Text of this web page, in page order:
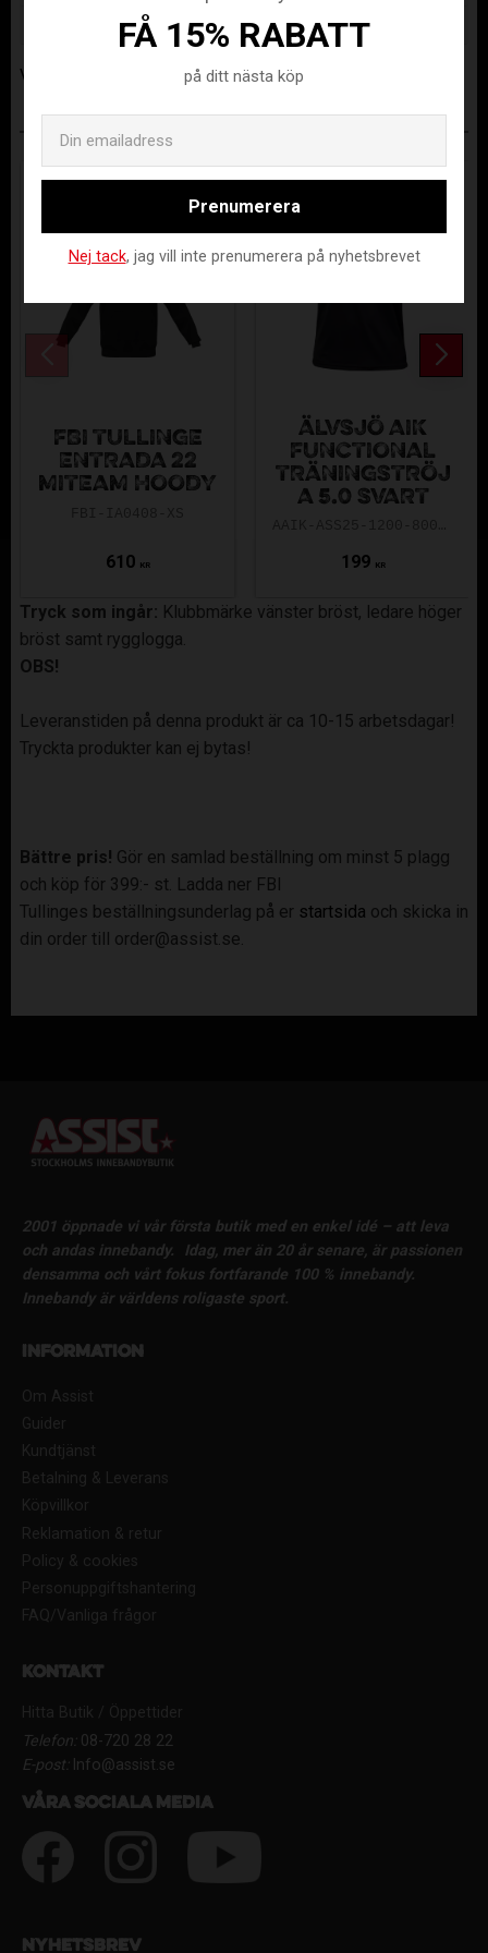
Visa alla produkter från Assist
ANDRA KÖPTE ÄVEN
FBI TULLINGE
ENTRADA 22
MITEAM HOODY
610 KR
ÄLVSJÖ AIK
FUNCTIONAL
TRÄNINGSTRÖJ
A 5.0 SVART
199 KR
Tryck som ingår: Klubbmärke vänster bröst, ledare höger
bröst samt rygglogga.
OBS!
Leveranstiden på denna produkt är ca 10-15 arbetsdagar!
Tryckta produkter kan ej bytas!
Bättre pris! Gör en samlad beställning om minst 5 plagg
och köp för 399:- st. Ladda ner FBI
Tullinges beställningsunderlag på er startsida och skicka in
din order till order@assist.se.
2001 öppnade vi vår första butik med en enkel idé – att leva
och andas innebandy.
Idag, mer än 20 år senare, är passionen
densamma och vårt fokus fortfarande 100 % innebandy.
Innebandy är världens roligaste sport.
Information
Om Assist
Guider
Kundtjänst
Betalning & Leverans
Köpvillkor
Reklamation & retur
Policy & cookies
Personuppgiftshantering
FAQ/Vanliga frågor
Kontakt
Hitta Butik / Öppettider
Telefon:08-720 28 22
E-post:Info@assist.se
Våra sociala media
Nyhetsbrev
FÅ 15% RABATT
på ditt nästa köp
Prenumerera
Nej tack, jag vill inte prenumerera på nyhetsbrevet